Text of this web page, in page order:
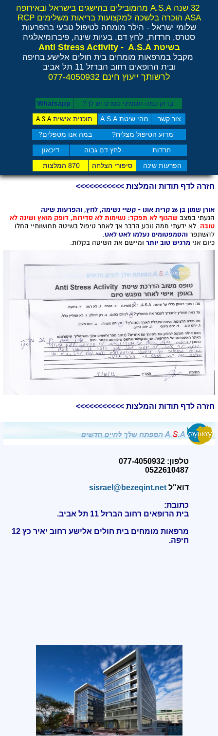
צור קשר מהי שיטת A.S.A תוכנית אישיתA.S.A
חרדות לחץ דם גבוה דיכאון
מדוע הטיפול מצליח? במה אנו מטפלים?
הפרעות שינה סיפורי הצלחה 870 המלצות
בדוק כמה תסמיני סט​רס יש לך? Whatsapp
32 שנה A.S.A מהמובילים בהישגים בישראל ובאירופה
ASA הוכרה בלשכה למקצועות בריאות משלימים RCP
שלומי ישראל - הילר מומחה לטיפול טבעי בהפרעות
סטרס, חרדות, לחץ דם, בעיות שינה, פיברומיאלגיה
בשיטת Anti Stress Activity - A.S.A
מקבל במרפאות מומחים בית חולים אלישע בחיפה
ובית הרופאים רחוב הברזל 11 תל אביב
לרשותך ייעוץ חינם 077-4050932
אורן שמון בן 26 קרית אונו - קשיי נשימה, לחץ, והפרעות שינה
הגעתי במצב שהגוף לא תפקד: נשימות לא סדירות, דופק מואץ ושינה לא
טובה. לא ידעתי ממה נובע הדבר אך לאחר טיפול בשיטה תחושותיי החלו
להשתפר והסמפטומים נעלמו לאט לאט.
כיום אני מרגיש טוב יותרומיישם את השיטה בקלות.
חזרה לדף תודות והמלצות >>>>>>>>>>>
חזרה לדף תודות והמלצות >>>>>>>>>>>
טלפון: 077-4050932
0522610487
דוא"לsisrael@bezeqint.net
כתובת:
בית הרופאים רחוב הברזל 11 תל אביב.
מרפאות מומחים בית חולים אלישע רחוב יאיר כץ 12
חיפה.